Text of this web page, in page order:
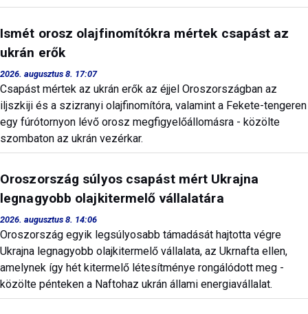
Ismét orosz olajfinomítókra mértek csapást az
ukrán erők
2026. augusztus 8. 17:07
Csapást mértek az ukrán erők az éjjel Oroszországban az
iljszkiji és a szizranyi olajfinomítóra, valamint a Fekete-tengeren
egy fúrótornyon lévő orosz megfigyelőállomásra - közölte
szombaton az ukrán vezérkar.
Oroszország súlyos csapást mért Ukrajna
legnagyobb olajkitermelő vállalatára
2026. augusztus 8. 14:06
Oroszország egyik legsúlyosabb támadását hajtotta végre
Ukrajna legnagyobb olajkitermelő vállalata, az Ukrnafta ellen,
amelynek így hét kitermelő létesítménye rongálódott meg -
közölte pénteken a Naftohaz ukrán állami energiavállalat.